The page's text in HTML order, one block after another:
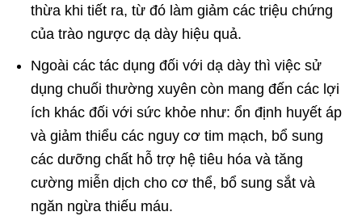
thừa khi tiết ra, từ đó làm giảm các triệu chứng
của trào ngược dạ dày hiệu quả.
Ngoài các tác dụng đối với dạ dày thì việc sử
dụng chuối thường xuyên còn mang đến các lợi
ích khác đối với sức khỏe như: ổn định huyết áp
và giảm thiểu các nguy cơ tim mạch, bổ sung
các dưỡng chất hỗ trợ hệ tiêu hóa và tăng
cường miễn dịch cho cơ thể, bổ sung sắt và
ngăn ngừa thiếu máu.